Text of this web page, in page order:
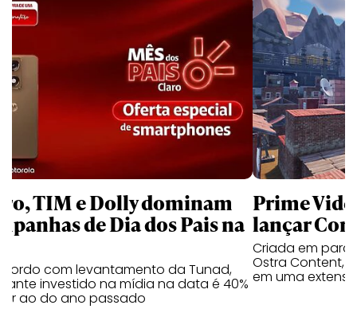
TIM e Dolly dominam
de Dia dos Pais na
com levantamento da Tunad,
investido na mídia na data é 40%
ao do ano passado
Prime
lançar
Criada em
Ostra Content,
em uma